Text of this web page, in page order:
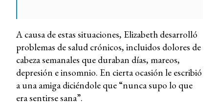
A causa de estas situaciones, Elizabeth desarrolló
problemas de salud crónicos, incluidos dolores de
cabeza semanales que duraban días, mareos,
depresión e insomnio. En cierta ocasión le escribió
a una amiga diciéndole que “nunca supo lo que
era sentirse sana”.